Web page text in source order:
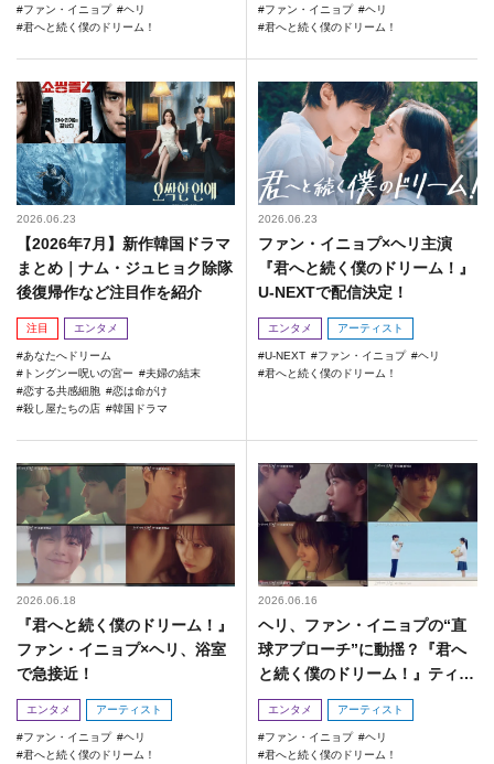
ファン・イニョプ
ヘリ
君へと続く僕のドリーム！
ファン・イニョプ
ヘリ
君へと続く僕のドリーム！
2026.06.23
【2026年7月】新作韓国ドラマ
まとめ｜ナム・ジュヒョク除隊
後復帰作など注目作を紹介
注目 エンタメ
あなたへドリーム
トングンー呪いの宮ー
夫婦の結末
恋する共感細胞
恋は命がけ
殺し屋たちの店
韓国ドラマ
2026.06.23
ファン・イニョプ×ヘリ主演
『君へと続く僕のドリーム！』
U-NEXTで配信決定！
エンタメ アーティスト
U-NEXT ファン・イニョプ
ヘリ
君へと続く僕のドリーム！
2026.06.18
『君へと続く僕のドリーム！』
ファン・イニョプ×ヘリ、浴室
で急接近！
エンタメ アーティスト
ファン・イニョプ
ヘリ
君へと続く僕のドリーム！
2026.06.16
ヘリ、ファン・イニョプの“直
球アプローチ”に動揺？『君へ
と続く僕のドリーム！』ティー
ザー公開
エンタメ アーティスト
ファン・イニョプ
ヘリ
君へと続く僕のドリーム！